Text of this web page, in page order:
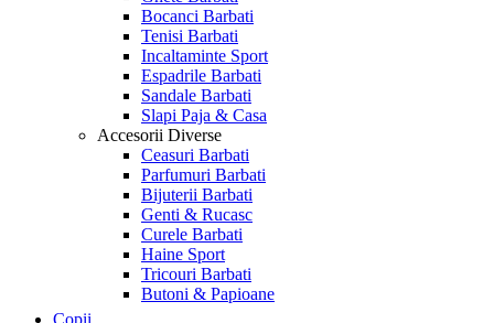
Bocanci Barbati
Tenisi Barbati
Incaltaminte Sport
Espadrile Barbati
Sandale Barbati
Slapi Paja & Casa
Accesorii Diverse
Ceasuri Barbati
Parfumuri Barbati
Bijuterii Barbati
Genti & Rucasc
Curele Barbati
Haine Sport
Tricouri Barbati
Butoni & Papioane
Copii